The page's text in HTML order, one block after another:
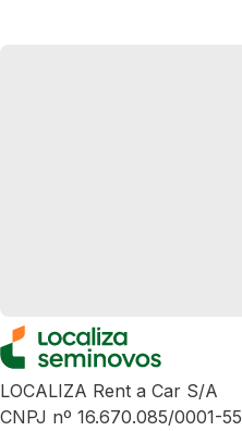
LOCALIZA Rent a Car S/A
CNPJ nº 16.670.085/0001-55